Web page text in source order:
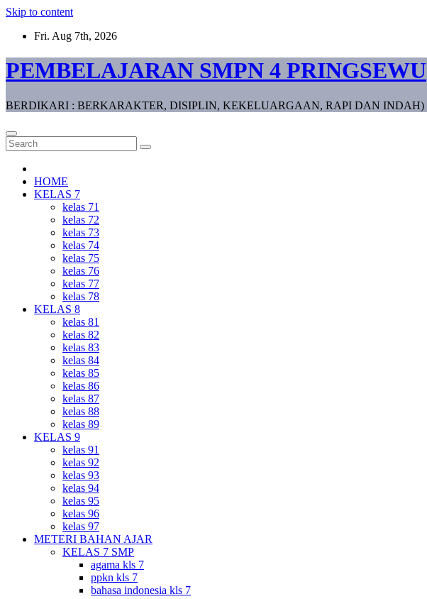
Skip to content
Fri. Aug 7th, 2026
PEMBELAJARAN SMPN 4 PRINGSEWU
BERDIKARI : BERKARAKTER, DISIPLIN, KEKELUARGAAN, RAPI DAN INDAH)
HOME
KELAS 7
kelas 71
kelas 72
kelas 73
kelas 74
kelas 75
kelas 76
kelas 77
kelas 78
KELAS 8
kelas 81
kelas 82
kelas 83
kelas 84
kelas 85
kelas 86
kelas 87
kelas 88
kelas 89
KELAS 9
kelas 91
kelas 92
kelas 93
kelas 94
kelas 95
kelas 96
kelas 97
METERI BAHAN AJAR
KELAS 7 SMP
agama kls 7
ppkn kls 7
bahasa indonesia kls 7